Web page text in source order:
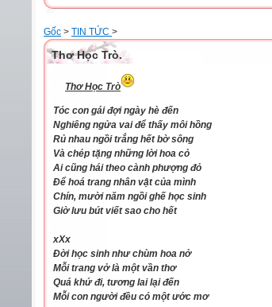
Gốc > TIN TỨC >
Thơ Học Trò.
Thơ Học Trò
Tóc con gái đợi ngày hè đến
Nghiêng ngửa vai để thấy môi hồng
Rủ nhau ngồi trắng hết bờ sông
Và chép tặng những lời hoa cỏ
Ai cũng hái theo cành phượng đỏ
Để hoá trang nhân vật của mình
Chín, mười năm ngồi ghế học sinh
Giờ lưu bút viết sao cho hết
xXx
Đời học sinh như chùm hoa nở
Mỗi trang vở là một vần thơ
Quá khứ đi, tương lai lại đến
Mỗi con người đều có một ước mơ